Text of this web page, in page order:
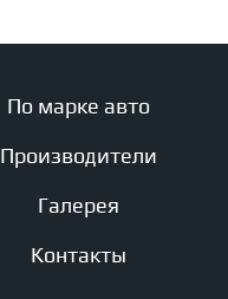
По марке авто
Производители
Галерея
Контакты